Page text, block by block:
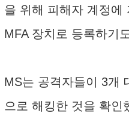
을 위해 피해자 계정에
MFA 장치로 등록하기
MS는 공격자들이 3개
으로 해킹한 것을 확인